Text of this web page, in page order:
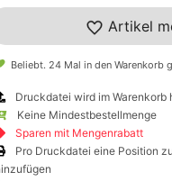
Artikel
Beliebt. 24 Mal in den Warenkorb
Druckdatei wird im Warenkorb
Keine Mindestbestellmenge
Sparen mit Mengenrabatt
Pro Druckdatei eine Position